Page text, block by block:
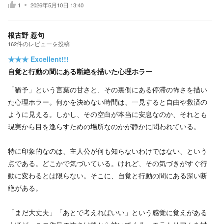
1 2026年5月10日 13:40
根古野 惹句
162件のレビューを投稿
★★★ Excellent!!!
自覚と行動の間にある断絶を描いた心理ホラー
「猶予」という言葉の甘さと、その裏側にある停滞の怖さを描い
た心理ホラー。何かを決めない時間は、一見すると自由や救済の
ように見える。しかし、その空白が本当に安息なのか、それとも
現実から目を逸らすための場所なのかが静かに問われている。
特に印象的なのは、主人公が何も知らないわけではない、という
点である。どこかで気づいている。けれど、その気づきがすぐ行
動に変わるとは限らない。そこに、自覚と行動の間にある深い断
絶がある。
「まだ大丈夫」「あとで考えればいい」という感覚に覚えがある